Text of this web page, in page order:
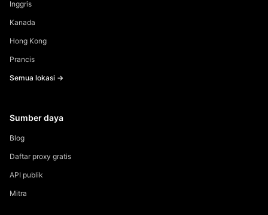
Inggris
Kanada
Hong Kong
Prancis
Semua lokasi →
Sumber daya
Blog
Daftar proxy gratis
API publik
Mitra